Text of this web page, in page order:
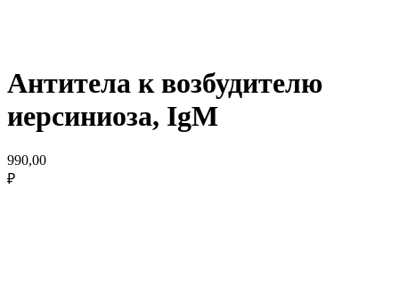
Антитела к возбудителю
иерсиниоза, IgM
990,00
₽